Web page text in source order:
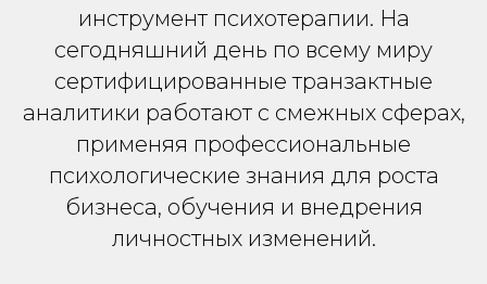
инструмент психотерапии. На
сегодняшний день по всему миру
сертифицированные транзактные
аналитики работают с смежных сферах,
применяя профессиональные
психологические знания для роста
бизнеса, обучения и внедрения
личностных изменений.